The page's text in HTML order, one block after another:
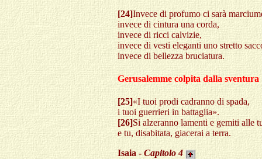
[24]Invece di profumo ci sarà
invece di cintura una corda,
invece di ricci calvizie,
invece di vesti eleganti uno stretto
invece di bellezza bruciatura.
Gerusalemme colpita dalla sventura
[25]«I tuoi prodi cadranno di spada,
i tuoi guerrieri in battaglia».
[26]Si alzeranno lamenti e gemiti alle
e tu, disabitata, giacerai a terra.
Isaia - Capitolo4